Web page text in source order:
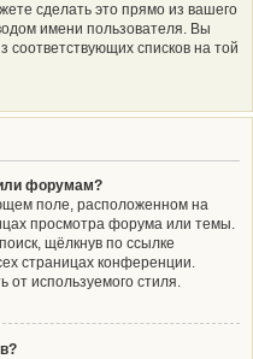
сделать это прямо из вашего
имени пользователя. Вы
соответствующих списков на той
форумам?
поле, расположенном на
просмотра форума или темы.
щёлкнув по ссылке
страницах конференции.
от используемого стиля.